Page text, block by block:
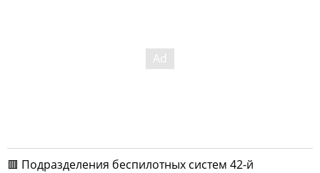
🟥 Подразделения беспилотных систем 42-й